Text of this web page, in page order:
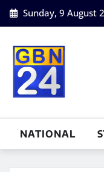
Skip
to
Sunday, 9 August
NATIONAL